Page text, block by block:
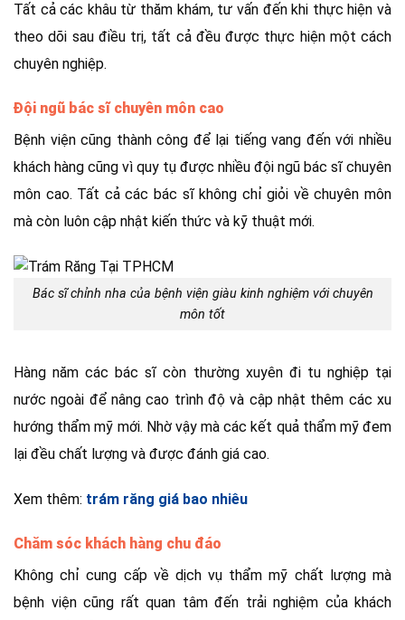
Tất cả các khâu từ thăm khám, tư vấn đến khi thực hiện và
theo dõi sau điều trị, tất cả đều được thực hiện một cách
chuyên nghiệp.
Đội ngũ bác sĩ chuyên môn cao
Bệnh viện cũng thành công để lại tiếng vang đến với nhiều
khách hàng cũng vì quy tụ được nhiều đội ngũ bác sĩ chuyên
môn cao. Tất cả các bác sĩ không chỉ giỏi về chuyên môn
mà còn luôn cập nhật kiến thức và kỹ thuật mới.
Bác sĩ chỉnh nha của bệnh viện giàu kinh nghiệm với chuyên
môn tốt
Hàng năm các bác sĩ còn thường xuyên đi tu nghiệp tại
nước ngoài để nâng cao trình độ và cập nhật thêm các xu
hướng thẩm mỹ mới. Nhờ vậy mà các kết quả thẩm mỹ đem
lại đều chất lượng và được đánh giá cao.
Xem thêm: trám răng giá bao nhiêu
Chăm sóc khách hàng chu đáo
Không chỉ cung cấp về dịch vụ thẩm mỹ chất lượng mà
bệnh viện cũng rất quan tâm đến trải nghiệm của khách